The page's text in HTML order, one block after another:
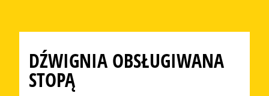
DŹWIGNIA OBSŁUGIWANA
STOPĄ